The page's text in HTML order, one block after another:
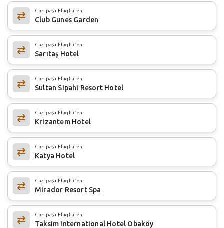
Gazipaşa Flughafen
Club Gunes Garden
Gazipaşa Flughafen
Sarıtaş Hotel
Gazipaşa Flughafen
Sultan Sipahi Resort Hotel
Gazipaşa Flughafen
Krizantem Hotel
Gazipaşa Flughafen
Katya Hotel
Gazipaşa Flughafen
Mirador Resort Spa
Gazipaşa Flughafen
Taksim International Hotel Obaköy